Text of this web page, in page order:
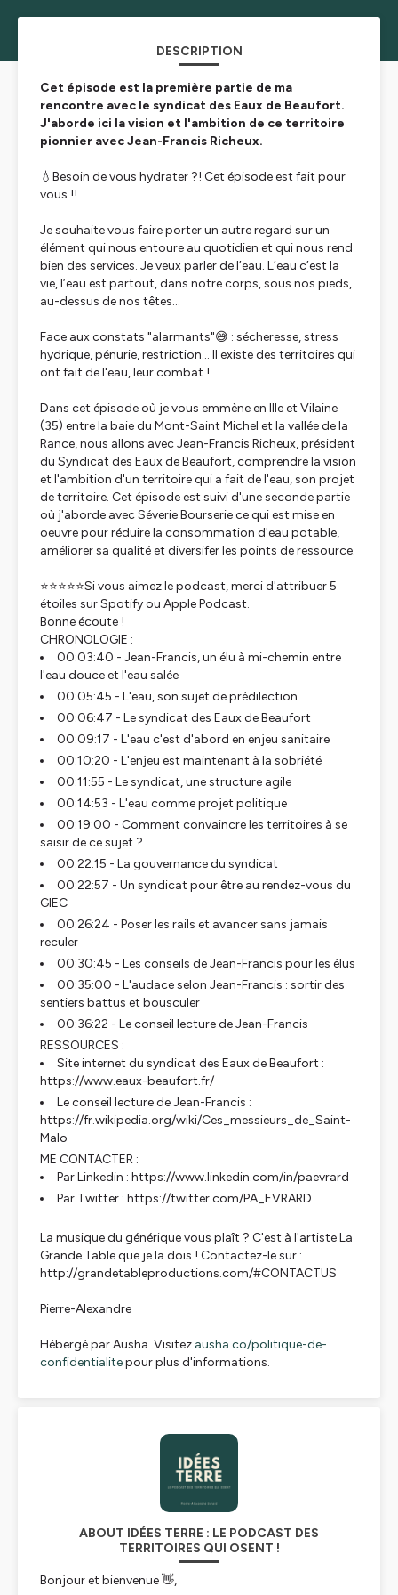
DESCRIPTION
Cet épisode est la première partie de ma
rencontre avec le syndicat des Eaux de Beaufort.
J'aborde ici la vision et l'ambition de ce territoire
pionnier avec Jean-Francis Richeux.
💧Besoin de vous hydrater ?! Cet épisode est fait pour
vous !!
Je souhaite vous faire porter un autre regard sur un
élément qui nous entoure au quotidien et qui nous rend
bien des services. Je veux parler de l’eau. L’eau c’est la
vie, l’eau est partout, dans notre corps, sous nos pieds,
au-dessus de nos têtes…
Face aux constats "alarmants"😅 : sécheresse, stress
hydrique, pénurie, restriction... Il existe des territoires qui
ont fait de l'eau, leur combat !
Dans cet épisode où je vous emmène en Ille et Vilaine
(35) entre la baie du Mont-Saint Michel et la vallée de la
Rance, nous allons avec Jean-Francis Richeux, président
du Syndicat des Eaux de Beaufort, comprendre la vision
et l'ambition d'un territoire qui a fait de l'eau, son projet
de territoire. Cet épisode est suivi d'une seconde partie
où j'aborde avec Séverie Bourserie ce qui est mise en
oeuvre pour réduire la consommation d'eau potable,
améliorer sa qualité et diversifer les points de ressource.
⭐⭐⭐⭐⭐Si vous aimez le podcast, merci d'attribuer 5
étoiles sur Spotify ou Apple Podcast.
Bonne écoute !
CHRONOLOGIE :
00:03:40 - Jean-Francis, un élu à mi-chemin entre
l'eau douce et l'eau salée
00:05:45 - L'eau, son sujet de prédilection
00:06:47 - Le syndicat des Eaux de Beaufort
00:09:17 - L'eau c'est d'abord en enjeu sanitaire
00:10:20 - L'enjeu est maintenant à la sobriété
00:11:55 - Le syndicat, une structure agile
00:14:53 - L'eau comme projet politique
00:19:00 - Comment convaincre les territoires à se
saisir de ce sujet ?
00:22:15 - La gouvernance du syndicat
00:22:57 - Un syndicat pour être au rendez-vous du
GIEC
00:26:24 - Poser les rails et avancer sans jamais
reculer
00:30:45 - Les conseils de Jean-Francis pour les élus
00:35:00 - L'audace selon Jean-Francis : sortir des
sentiers battus et bousculer
00:36:22 - Le conseil lecture de Jean-Francis
RESSOURCES :
Site internet du syndicat des Eaux de Beaufort :
https://www.eaux-beaufort.fr/
Le conseil lecture de Jean-Francis :
https://fr.wikipedia.org/wiki/Ces_messieurs_de_Saint-
Malo
ME CONTACTER :
Par Linkedin : https://www.linkedin.com/in/paevrard
Par Twitter : https://twitter.com/PA_EVRARD
La musique du générique vous plaît ? C'est à l'artiste La
Grande Table que je la dois ! Contactez-le sur :
http://grandetableproductions.com/#CONTACTUS
Pierre-Alexandre
Hébergé par Ausha. Visitez ausha.co/politique-de-
confidentialitepour plus d'informations.
ABOUT IDÉES TERRE : LE PODCAST DES
TERRITOIRES QUI OSENT !
Bonjour et bienvenue 👋,